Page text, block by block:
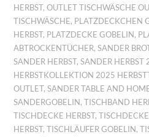
HERBST,OUTLET TISCHWÄSCHE
TISCHWÄSCHE, PLATZDECKCHEN
HERBST, PLATZDECKE GOBELIN ,
ABTROCKENTÜCHER,SANDER
SANDER HERBST,SANDER HERBST
HERBSTKOLLEKTION 2025
OUTLET,SANDER TABLE AND
SANDERGOBELIN ,TISCHBAND
TISCHDECKE HERBST,
HERBST,TISCHLÄUFER GOBELIN ,